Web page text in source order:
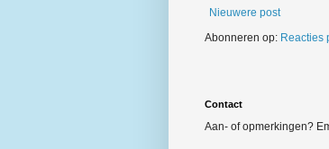
Nieuwere post
Abonneren op: Reacties
Contact
Aan- of opmerkingen?